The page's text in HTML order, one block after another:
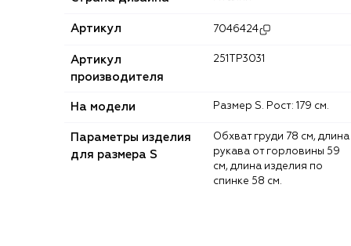
Артикул 7046424
Артикул
производителя
251TP3031
На модели Размер S. Рост: 179 см.
Параметры изделия
для размера S
Обхват груди 78 см, длина
рукава от горловины 59
см, длина изделия по
спинке 58 см.